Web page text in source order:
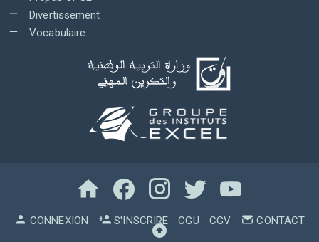
Divertissement
Vocabulaire
CONNEXION S'INSCRIRE CGU CGV CONTACT